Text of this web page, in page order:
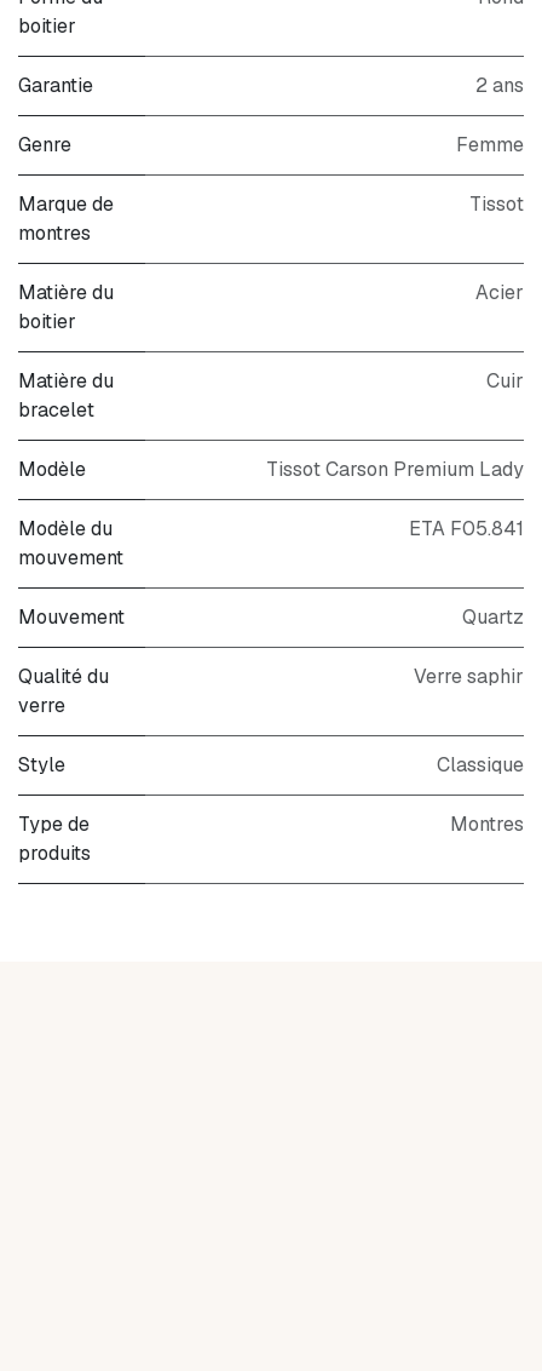
boitier
Garantie 2 ans
Genre Femme
Marque de
montres
Tissot
Matière du
boitier
Acier
Matière du
bracelet
Cuir
Modèle Tissot Carson Premium Lady
Modèle du
mouvement
ETA F05.841
Mouvement Quartz
Qualité du
verre
Verre saphir
Style Classique
Type de
produits
Montres